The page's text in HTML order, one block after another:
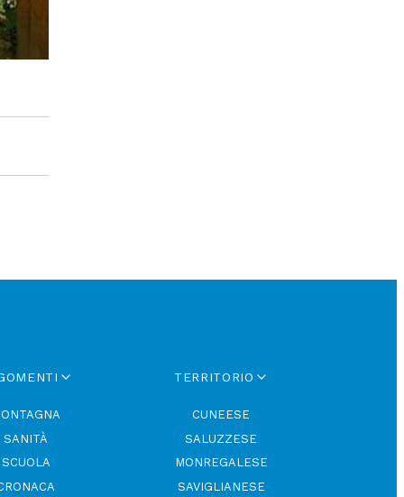
SANITÀ
SCUOLA
TERRITORIO
CUNEESE
SALUZZESE
MONREGALESE
SAVIGLIANESE